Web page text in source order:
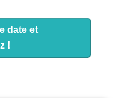
date et
!